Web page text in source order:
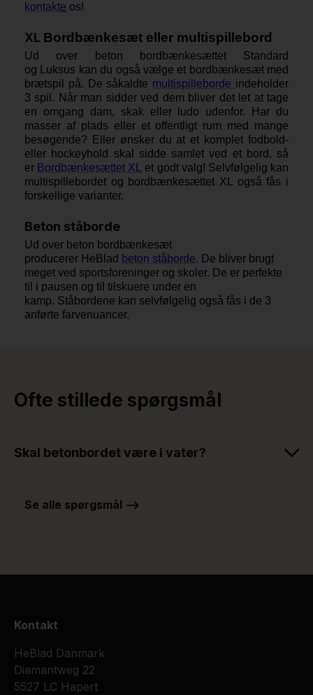
kontakte os!
XL Bordbænkesæt eller multispillebord
Ud over beton bordbænkesættet Standard
og Luksus kan du også vælge et bordbænkesæt med
brætspil på. De såkaldte multispilleborde indeholder
3 spil. Når man sidder ved dem bliver det let at tage
en omgang dam, skak eller ludo udenfor. Har du
masser af plads eller et offentligt rum med mange
besøgende? Eller ønsker du at et komplet fodbold-
eller hockeyhold skal sidde samlet ved et bord, så
er Bordbænkesættet XL
et godt valg! Selvfølgelig kan
multispillebordet og bordbænkesættet XL også fås i
forskellige varianter.
Beton ståborde
Ud over beton bordbænkesæt
producerer HeBlad beton ståborde. De bliver brugt
meget ved sportsforeninger og skoler. De er perfekte
til i pausen og til tilskuere under en
kamp. Ståbordene kan selvfølgelig også fås i de 3
anførte farvenuancer.
Ofte stillede spørgsmål
Skal betonbordet være i vater?
Se alle spørgsmål -->
Kontakt
HeBlad Danmark
Diamantweg 22
5527 LC Hapert